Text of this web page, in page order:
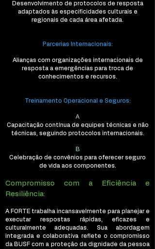
Desenvolvimento de protocolos de resposta
adaptados às especificidades culturais e
regionais de cada área afetada.
Parcerias Internacionais:
Alianças com organizações internacionais de
resposta a emergências para troca de
conhecimentos e recursos.
Treinamento Operacional e Seguros:
A
Capacitação contínua de equipes técnicas e não
técnicas, seguindo protocolos internacionais.
B
Celebração de convênios para oferecer seguro
de vida aos componentes.
Compromisso com a Eficiência e
Resiliência:
A FORTE trabalha incansavelmente para planejar e
executar respostas rápidas, eficazes e
culturalmente adequadas. Sua abordagem
integrada e colaborativa reflete o compromisso
da BUSF com a proteção da dignidade da pessoa